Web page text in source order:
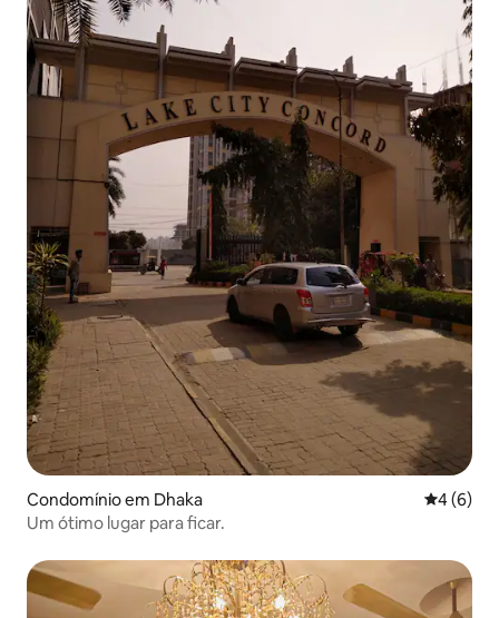
Condomínio em Dhaka
4 (6)
Um ótimo lugar para ficar.